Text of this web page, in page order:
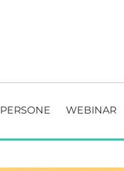
PERSONE WEBINAR